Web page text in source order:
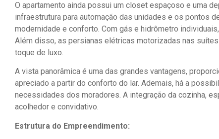
O apartamento ainda possui um closet espaçoso e uma
infraestrutura para automação das unidades e os pontos
modernidade e conforto. Com gás e hidrômetro
Além disso, as persianas elétricas motorizadas nas
toque de luxo.
A vista panorâmica é uma das grandes vantagens,
apreciado a partir do conforto do lar. Ademais, há a
necessidades dos moradores. A integração da cozinha,
acolhedor e convidativo.
Estrutura do Empreendimento: